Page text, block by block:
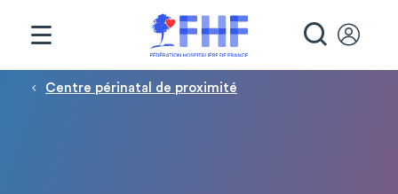
Fil d'Ariane
Centre périnatal de proximité
Panneau de gestion des cookies